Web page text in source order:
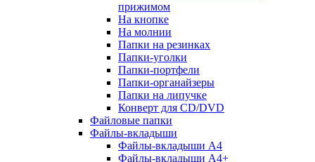
прижимом
На кнопке
На молнии
Папки на резинках
Папки-уголки
Папки-портфели
Папки-органайзеры
Папки на липучке
Конверт для CD/DVD
Файловые папки
Файлы-вкладыши
Файлы-вкладыши А4
Файлы-вкладыши А4+